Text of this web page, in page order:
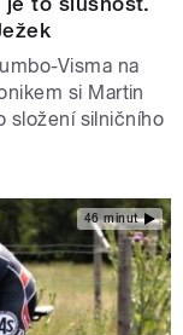
Visma na
si Martin
složení silničního
46 minut